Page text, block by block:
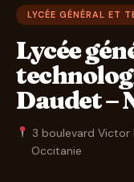
LYCÉE GÉNÉRAL ET
Lycée
Daudet –
3 boulevard Victor
· Occitanie